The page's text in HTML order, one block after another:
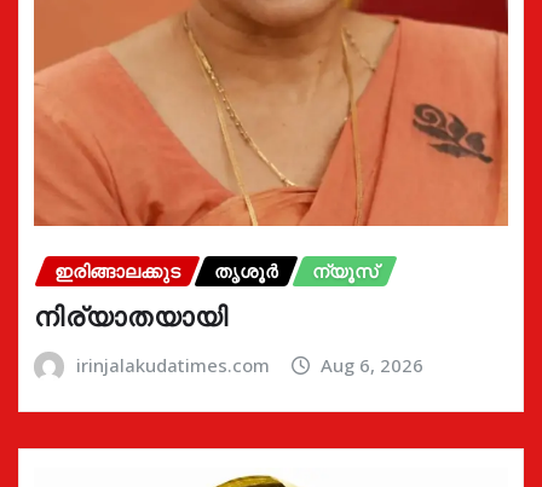
ഇരിങ്ങാലക്കുട തൃശൂർ ന്യൂസ്
നിര്യാതയായി
irinjalakudatimes.com Aug 6, 2026